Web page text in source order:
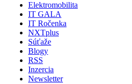
Elektromobilita
IT GALA
IT Ročenka
NXTplus
Súťaže
Blogy
RSS
Inzercia
Newsletter